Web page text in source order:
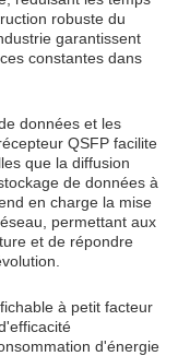
robuste du
garantissent
constantes dans
données et les
QSFP facilite
que la diffusion
de données à
en charge la mise
permettant aux
et de répondre
à petit facteur
d'énergie